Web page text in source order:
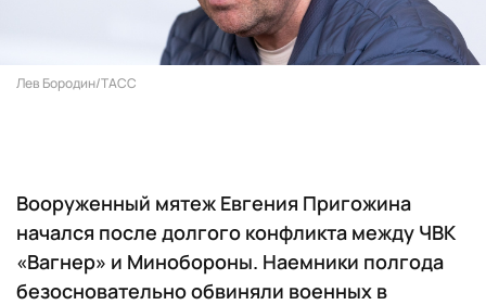
Лев Бородин/ТАСС
Вооруженный мятеж Евгения Пригожина
начался после долгого конфликта между ЧВК
«Вагнер» и Минобороны. Наемники полгода
безосновательно обвиняли военных в